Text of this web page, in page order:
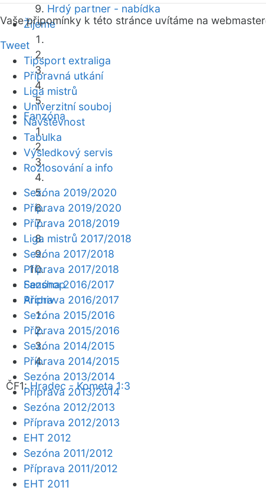
Hrdý partner - nabídka
Žijeme
Fanzóna
Fanshop
Archiv
ČF1:Hradec - Kometa 1:3
Vaše připomínky k této stránce uvítáme na webmaster
Tweet
Tipsport extraliga
Přípravná utkání
Liga mistrů
Univerzitní souboj
Návštěvnost
Tabulka
Výsledkový servis
Rozlosování a info
Sezóna 2019/2020
Příprava 2019/2020
Příprava 2018/2019
Liga mistrů 2017/2018
Sezóna 2017/2018
Příprava 2017/2018
Sezóna 2016/2017
Příprava 2016/2017
Sezóna 2015/2016
Příprava 2015/2016
Sezóna 2014/2015
Příprava 2014/2015
Sezóna 2013/2014
Příprava 2013/2014
Sezóna 2012/2013
Příprava 2012/2013
EHT 2012
Sezóna 2011/2012
Příprava 2011/2012
EHT 2011